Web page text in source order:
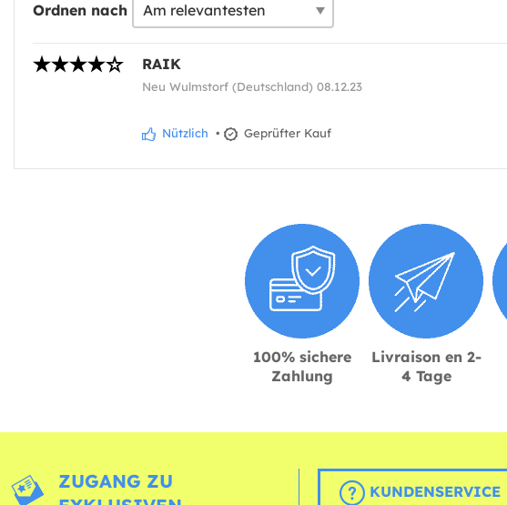
Ordnen nach
RAIK
Neu Wulmstorf (Deutschland) 08.12.23
Nützlich • Geprüfter Kauf
100% sichere
Zahlung
Livraison en 2-
4 Tage
ZUGANG ZU
KUNDENSERVICE